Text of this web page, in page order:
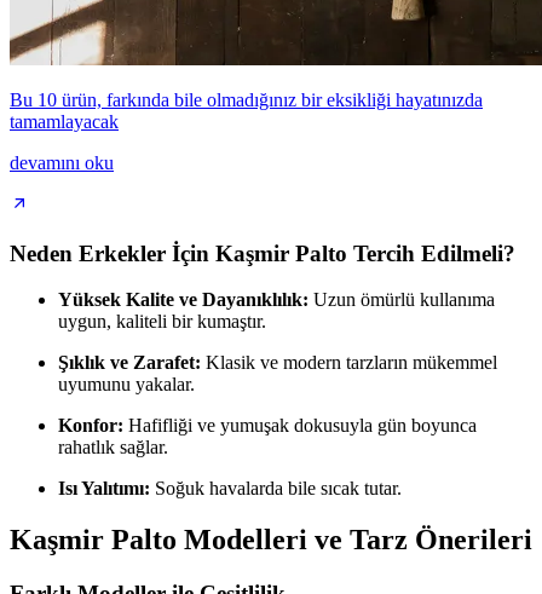
Bu 10 ürün, farkında bile olmadığınız bir eksikliği hayatınızda
tamamlayacak
devamını oku
Neden Erkekler İçin Kaşmir Palto Tercih Edilmeli?
Yüksek Kalite ve Dayanıklılık: Uzun ömürlü kullanıma
uygun, kaliteli bir kumaştır.
Şıklık ve Zarafet: Klasik ve modern tarzların mükemmel
uyumunu yakalar.
Konfor: Hafifliği ve yumuşak dokusuyla gün boyunca
rahatlık sağlar.
Isı Yalıtımı: Soğuk havalarda bile sıcak tutar.
Kaşmir Palto Modelleri ve Tarz Önerileri